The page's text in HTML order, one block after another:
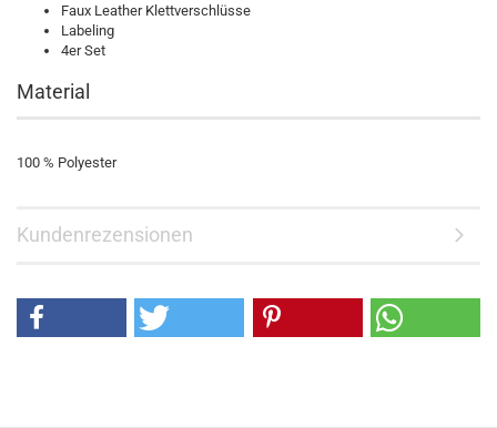
Faux Leather Klettverschlüsse
Labeling
4er Set
Material
100 % Polyester
Kundenrezensionen